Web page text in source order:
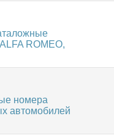
ROMEO,
номера
автомобилей